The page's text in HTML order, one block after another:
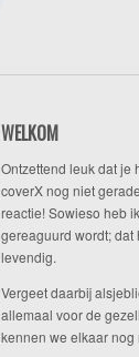
WELKOM
Ontzettend leuk dat je
coverX nog niet
reactie! Sowieso heb
gereaguurd wordt; dat
levendig.
Vergeet daarbij
allemaal voor de
kennen we elkaar nog